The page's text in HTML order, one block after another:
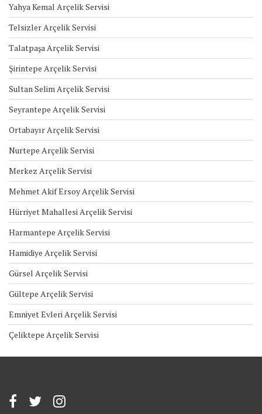
Yahya Kemal Arçelik Servisi
Telsizler Arçelik Servisi
Talatpaşa Arçelik Servisi
Şirintepe Arçelik Servisi
Sultan Selim Arçelik Servisi
Seyrantepe Arçelik Servisi
Ortabayır Arçelik Servisi
Nurtepe Arçelik Servisi
Merkez Arçelik Servisi
Mehmet Akif Ersoy Arçelik Servisi
Hürriyet Mahallesi Arçelik Servisi
Harmantepe Arçelik Servisi
Hamidiye Arçelik Servisi
Gürsel Arçelik Servisi
Gültepe Arçelik Servisi
Emniyet Evleri Arçelik Servisi
Çeliktepe Arçelik Servisi